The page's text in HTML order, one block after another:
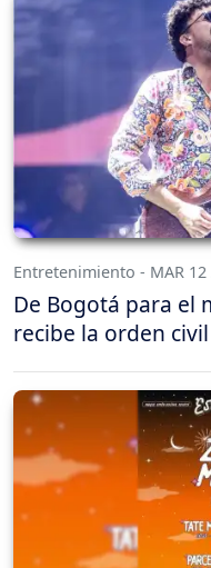
Entretenimiento - MAR 12
De Bogotá para el
recibe la orden